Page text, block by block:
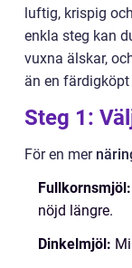
luftig, krispig
enkla steg kan
vuxna älskar,
än en
Steg 1:
För en mer
Fullkornsmjöl:
nöjd längre.
Dinkelmjöl: